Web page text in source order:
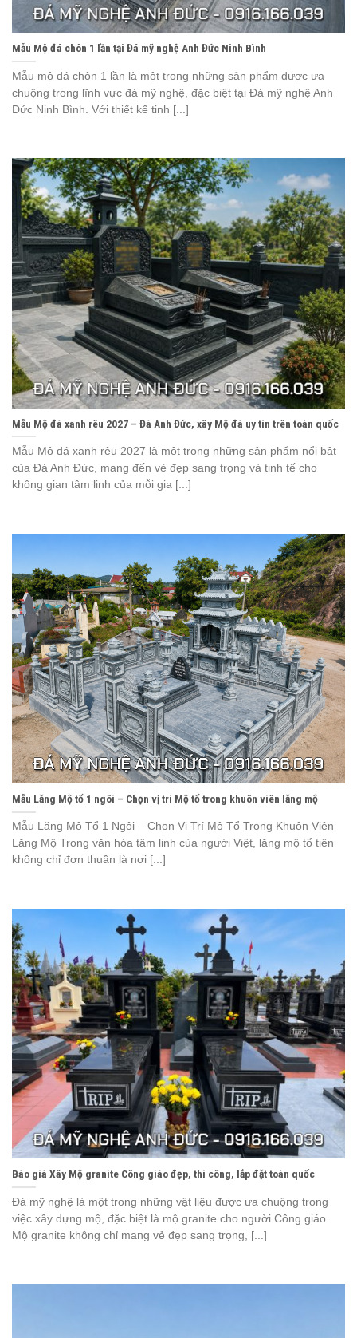
Mẫu Mộ đá chôn 1 lần tại Đá mỹ nghệ Anh Đức Ninh Bình
Mẫu mộ đá chôn 1 lần là một trong những sản phẩm được ưa
chuộng trong lĩnh vực đá mỹ nghệ, đặc biệt tại Đá mỹ nghệ Anh
Đức Ninh Bình. Với thiết kế tinh [...]
Mẫu Mộ đá xanh rêu 2027 – Đá Anh Đức, xây Mộ đá uy tín trên toàn quốc
Mẫu Mộ đá xanh rêu 2027 là một trong những sản phẩm nổi bật
của Đá Anh Đức, mang đến vẻ đẹp sang trọng và tinh tế cho
không gian tâm linh của mỗi gia [...]
Mẫu Lăng Mộ tổ 1 ngôi – Chọn vị trí Mộ tổ trong khuôn viên lăng mộ
Mẫu Lăng Mộ Tổ 1 Ngôi – Chọn Vị Trí Mộ Tổ Trong Khuôn Viên
Lăng Mộ Trong văn hóa tâm linh của người Việt, lăng mộ tổ tiên
không chỉ đơn thuần là nơi [...]
Báo giá Xây Mộ granite Công giáo đẹp, thi công, lắp đặt toàn quốc
Đá mỹ nghệ là một trong những vật liệu được ưa chuộng trong
việc xây dựng mộ, đặc biệt là mộ granite cho người Công giáo.
Mộ granite không chỉ mang vẻ đẹp sang trọng, [...]